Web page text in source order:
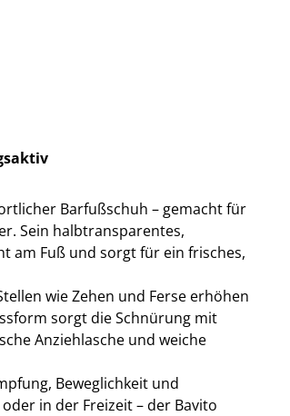
Barfußschuh – gemacht für
Sein halbtransparentes,
am Fuß und sorgt für ein frisches,
wie Zehen und Ferse erhöhen
sorgt die Schnürung mit
Anziehlasche und weiche
Beweglichkeit und
in der Freizeit – der Bavito